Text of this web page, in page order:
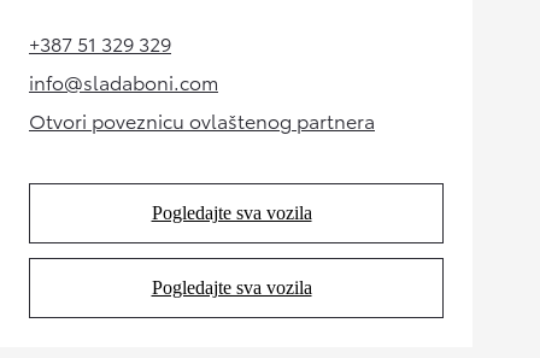
+387 51 329 329(Opens in new tab)
info@sladaboni.com
(Opens in new tab)
Otvori poveznicu ovlaštenog partnera
(Opens in new tab)
Pogledajte sva vozila
(Opens in new tab)
Pogledajte sva vozila
(Opens in new tab)